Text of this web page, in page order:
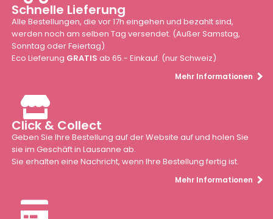
Schnelle Lieferung
Alle Bestellungen, die vor 17h eingehen und bezahlt sind,
werden noch am selben Tag versendet. (Außer Samstag,
Sonntag oder Feiertag)
Eco Lieferung GRATIS ab 65.- Einkauf. (nur Schweiz)
Mehr Informationen
Click & Collect
Geben Sie Ihre Bestellung auf der Website auf und holen Sie
sie im Geschäft in Lausanne ab.
Sie erhalten eine Nachricht, wenn Ihre Bestellung fertig ist.
Mehr Informationen